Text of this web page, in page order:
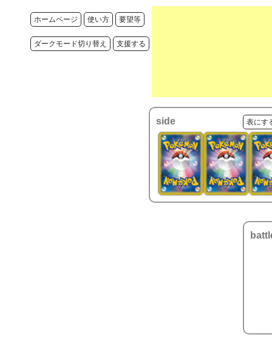
ホームページ 使い方 要望等
ダークモード切り替え 支援する
side 表にす